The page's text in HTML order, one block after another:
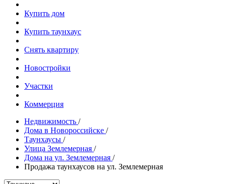
Купить дом
Купить таунхаус
Снять квартиру
Новостройки
Участки
Коммерция
Недвижимость /
Дома в Новороссийске /
Таунхаусы /
Улица Землемерная /
Дома на ул. Землемерная /
Продажа таунхаусов на ул. Землемерная